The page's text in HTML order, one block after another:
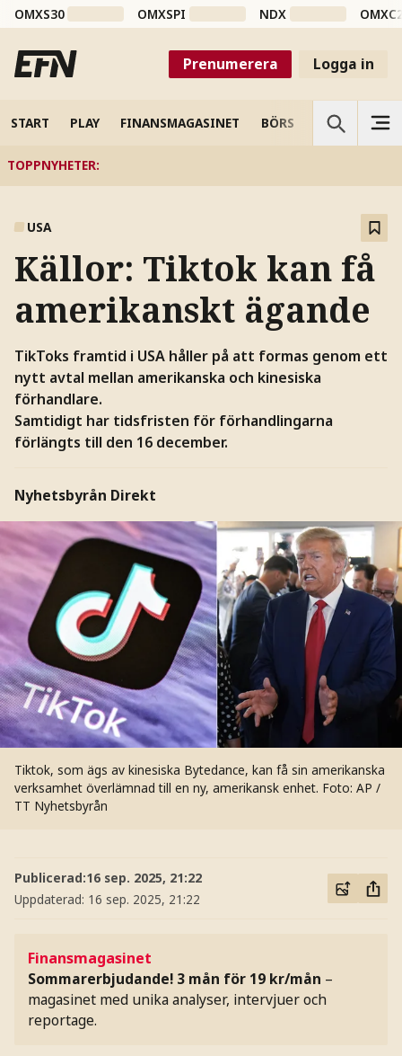
OMXS30 OMXSPI NDX
Prenumerera Logga in
START PLAY FINANSMAGASINET BÖRS VETENSKAP
TOPPNYHETER:
USA
Källor: Tiktok kan få
amerikanskt ägande
TikToks framtid i USA håller på att formas genom ett
nytt avtal mellan amerikanska och kinesiska
förhandlare.
Samtidigt har tidsfristen för förhandlingarna
förlängts till den 16 december.
Nyhetsbyrån Direkt
Tiktok, som ägs av kinesiska Bytedance, kan få sin amerikanska
verksamhet överlämnad till en ny, amerikansk enhet. Foto: AP /
TT Nyhetsbyrån
Publicerad:16 sep. 2025, 21:22
Uppdaterad: 16 sep. 2025, 21:22
Finansmagasinet
Sommarerbjudande! 3 mån för 19 kr/mån –
magasinet med unika analyser, intervjuer och
reportage.